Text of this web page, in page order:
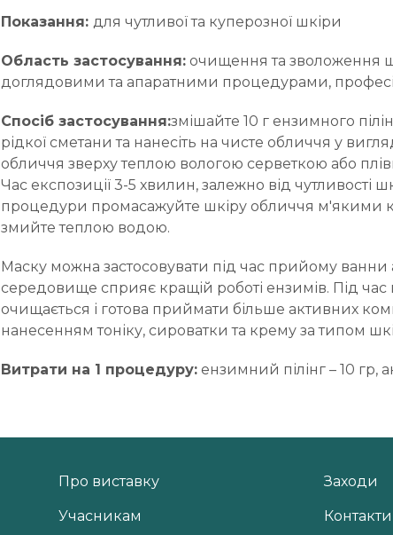
Показання: для чутливої та куперозної шкіри
Область застосування: очищення та зволоження
доглядовими та апаратними процедурами,
Спосіб застосування:змішайте 10 г ензимного
рідкої сметани та нанесіть на чисте обличчя у
обличчя зверху теплою вологою серветкою або
Час експозиції 3-5 хвилин, залежно від чутливості
процедури промасажуйте шкіру обличчя м'якими
змийте теплою водою.
Маску можна застосовувати під час прийому ванни
середовище сприяє кращій роботі ензимів. Під
очищається і готова приймати більше активних
нанесенням тоніку, сироватки та крему за типом
Витрати на 1 процедуру: ензимний пілінг – 10 гр,
Про виставку
Учасникам
Заходи
Контакти